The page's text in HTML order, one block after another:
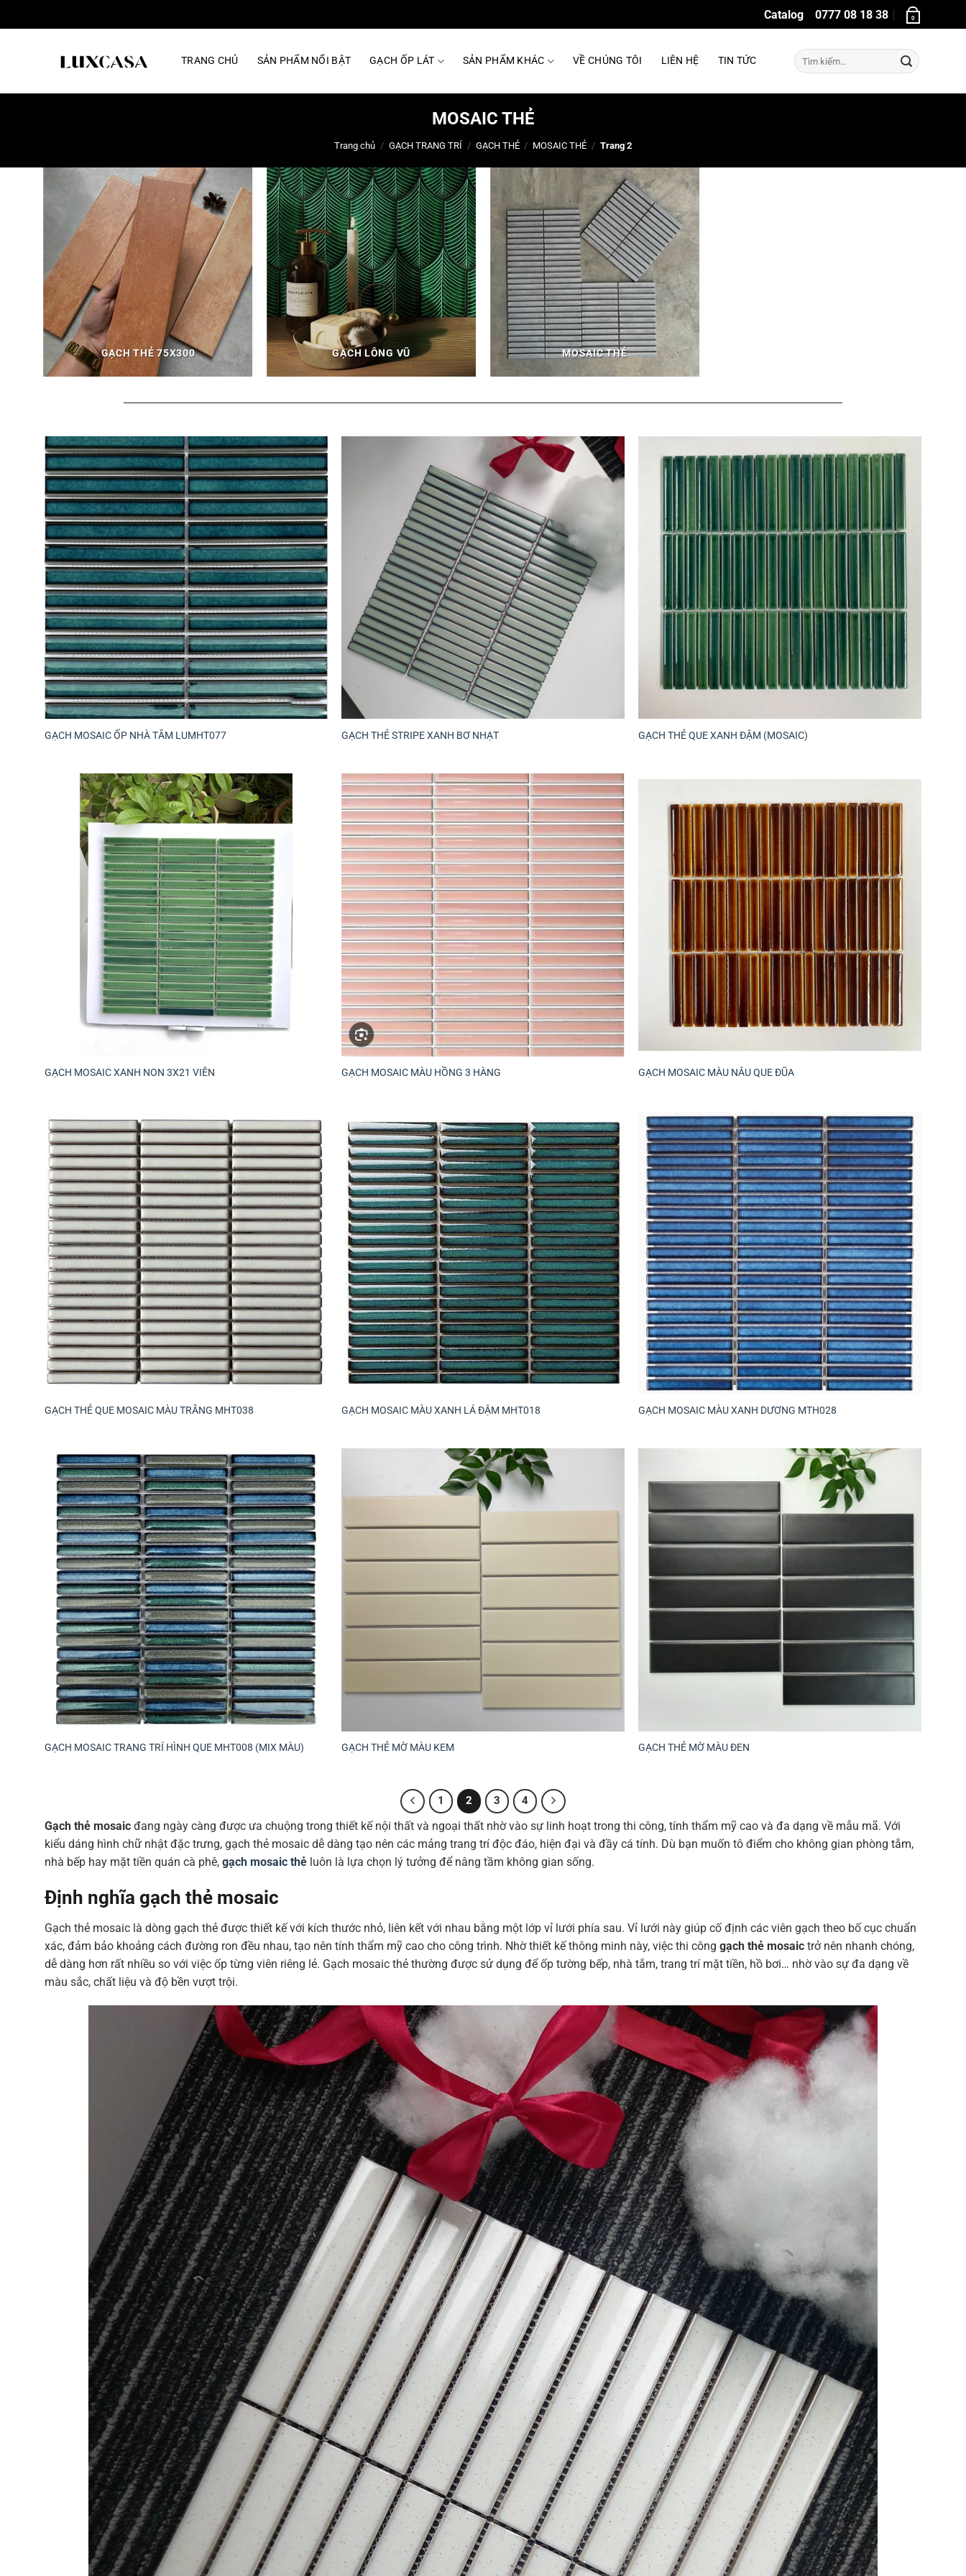
qua
Catalog 0777 08 18 38 0
TRANG CHỦ SẢN PHẨM NỔI BẬT GẠCH ỐP LÁT SẢN PHẨM KHÁC VỀ CHÚNG TÔI LIÊN HỆ TIN TỨC
Tìm
kiếm:
MOSAIC THẺ
Trang chủ / GẠCH TRANG TRÍ / GẠCH THẺ / MOSAIC THẺ / Trang 2
GẠCH THẺ 75X300 GẠCH LÔNG VŨ MOSAIC THẺ
GẠCH MOSAIC ỐP NHÀ TẮM LUMHT077 GẠCH THẺ STRIPE XANH BƠ NHẠT GẠCH THẺ QUE XANH ĐẬM (MOSAIC)
GẠCH MOSAIC XANH NON 3X21 VIÊN GẠCH MOSAIC MÀU HỒNG 3 HÀNG GẠCH MOSAIC MÀU NÂU QUE ĐŨA
GẠCH THẺ QUE MOSAIC MÀU TRẮNG MHT038 GẠCH MOSAIC MÀU XANH LÁ ĐẬM MHT018 GẠCH MOSAIC MÀU XANH DƯƠNG MTH028
GẠCH MOSAIC TRANG TRÍ HÌNH QUE MHT008 (MIX MÀU) GẠCH THẺ MỜ MÀU KEM GẠCH THẺ MỜ MÀU ĐEN
1 2 3 4
Gạch thẻ mosaic đang ngày càng được ưa chuộng trong thiết kế nội thất và ngoại thất nhờ vào sự linh hoạt trong thi công, tính thẩm mỹ cao và đa dạng về mẫu mã. Với
kiểu dáng hình chữ nhật đặc trưng, gạch thẻ mosaic dễ dàng tạo nên các mảng trang trí độc đáo, hiện đại và đầy cá tính. Dù bạn muốn tô điểm cho không gian phòng tắm,
nhà bếp hay mặt tiền quán cà phê, gạch mosaic thẻ luôn là lựa chọn lý tưởng để nâng tầm không gian sống.
Định nghĩa gạch thẻ mosaic
Gạch thẻ mosaic là dòng gạch thẻ được thiết kế với kích thước nhỏ, liên kết với nhau bằng một lớp vỉ lưới phía sau. Vỉ lưới này giúp cố định các viên gạch theo bố cục chuẩn
xác, đảm bảo khoảng cách đường ron đều nhau, tạo nên tính thẩm mỹ cao cho công trình. Nhờ thiết kế thông minh này, việc thi công gạch thẻ mosaic trở nên nhanh chóng,
dễ dàng hơn rất nhiều so với việc ốp từng viên riêng lẻ. Gạch mosaic thẻ thường được sử dụng để ốp tường bếp, nhà tắm, trang trí mặt tiền, hồ bơi… nhờ vào sự đa dạng về
màu sắc, chất liệu và độ bền vượt trội.